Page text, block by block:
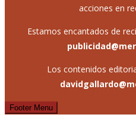
acciones en
Estamos encantados de
Los contenidos
Footer Menu